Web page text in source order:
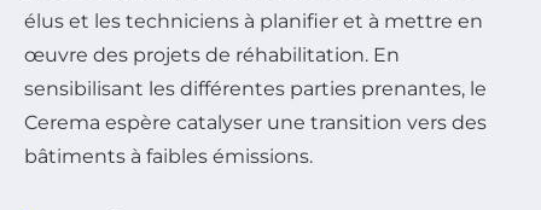
élus et les techniciens à planifier et à mettre en
œuvre des projets de réhabilitation. En
sensibilisant les différentes parties prenantes, le
Cerema espère catalyser une transition vers des
bâtiments à faibles émissions.